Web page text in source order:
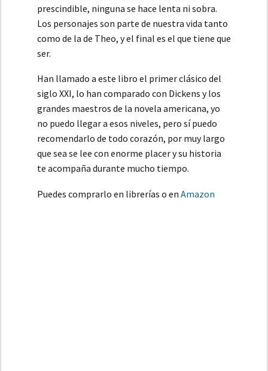
prescindible, ninguna se hace lenta ni sobra.
Los personajes son parte de nuestra vida tanto
como de la de Theo, y el final es el que tiene que
ser.
Han llamado a este libro el primer clásico del
siglo XXI, lo han comparado con Dickens y los
grandes maestros de la novela americana, yo
no puedo llegar a esos niveles, pero sí puedo
recomendarlo de todo corazón, por muy largo
que sea se lee con enorme placer y su historia
te acompaña durante mucho tiempo.
Puedes comprarlo en librerías o en Amazon